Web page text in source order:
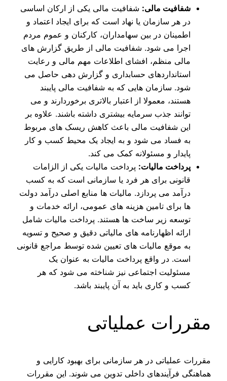
شفافیت مالی: شفافیت مالی یکی از ارکان اساسی
در هر سازمان یا نهاد است که برای ایجاد اعتماد و
اطمینان در بین سهامداران، کارکنان و عموم مردم
اجرا می‌ شود. شفافیت مالی از طریق گزارش‌ های
مالی منظم، افشای اطلاعات مهم مالی و رعایت
استانداردهای حسابداری و گزارش‌ دهی حاصل می‌
شود. سازمان‌ هایی که به شفافیت مالی پایبند
هستند، معمولا از اعتبار بالاتری برخوردارند و می‌
توانند جذب سرمایه‌ بیشتری داشته باشند. علاوه بر
این شفافیت مالی باعث کاهش ریسک‌ های مربوط
به فساد می‌ شود و به ایجاد یک محیط کسب و کار
پایدار و مسئولانه کمک می‌ کند.
پرداخت مالیات: پرداخت مالیات یکی از الزامات
قانونی برای هر فرد یا سازمانی است که به کسب
درآمد می‌ پردازد. مالیات‌ ها منابع اصلی درآمد دولت‌
ها برای تامین هزینه‌ های عمومی، ارائه خدمات و
توسعه زیر ساخت‌ ها هستند. پرداخت مالیات شامل
ارائه اظهارنامه‌ های مالیاتی دقیق و صحیح و تسویه
به موقع مالیات‌ های تعیین‌ شده توسط مراجع قانونی
است. در واقع پرداخت مالیات به عنوان یک
مسئولیت اجتماعی نیز شناخته می‌ شود که هر
کسب و کاری باید به آن پایبند باشد.
مقررات عملیاتی
مقررات عملیاتی در هر سازمانی برای بهبود کارایی و
هماهنگی فرآیندهای داخلی تدوین می‌ شوند. این مقررات